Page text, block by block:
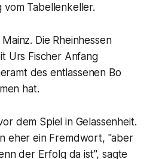
vom Tabellenkeller.
Die Rheinhessen
Urs Fischer Anfang
des entlassenen Bo
hat.
dem Spiel in Gelassenheit.
eher ein Fremdwort, "aber
der Erfolg da ist", sagte